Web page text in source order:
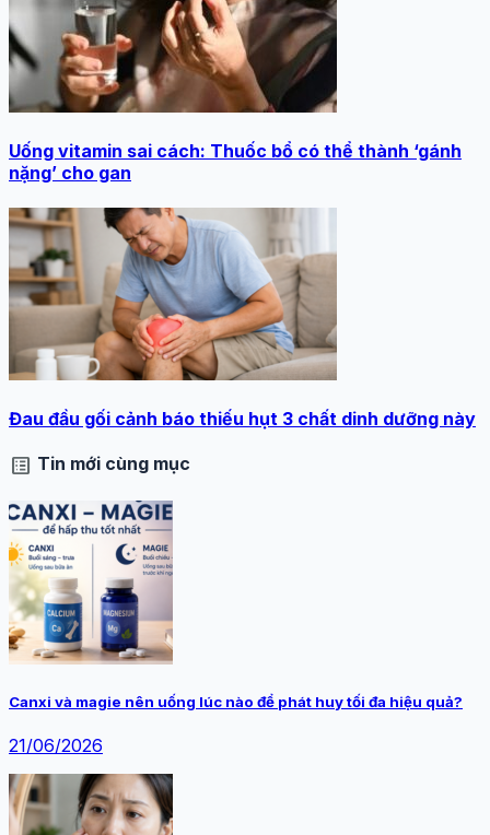
Uống vitamin sai cách: Thuốc bổ có thể thành ‘gánh
nặng’ cho gan
Đau đầu gối cảnh báo thiếu hụt 3 chất dinh dưỡng này
list_alt Tin mới cùng mục
Canxi và magie nên uống lúc nào để phát huy tối đa hiệu quả?
21/06/2026